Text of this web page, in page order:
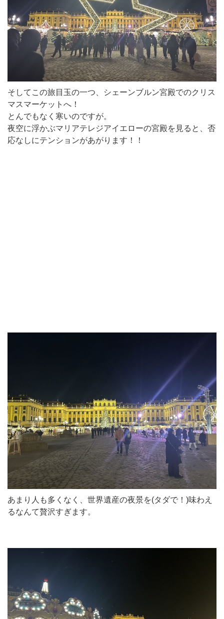
そしてこの旅目玉の一つ、シェーンブルン宮殿でのクリス
マスマーケットへ！
とんでもなく寒いのですが。
夜空に浮かぶマリアテレジアイエローの宮殿を見ると、否
応なしにテンションがあがります！！
あまり人も多くなく、世界遺産の夜景を(タダで！)味わえ
るなんて贅沢すぎます。